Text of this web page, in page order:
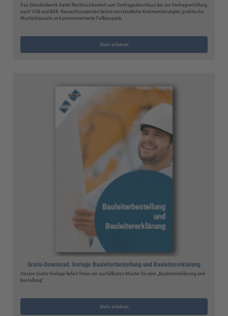
Das Standardwerk bietet Rechtssicherheit vom Vertragsabschluss bis zur Vertragserfüllung
nach VOB und BGB. Baurechtsexperten liefern verständliche Kommentierungen, praktische
Musterklauseln und praxisorientierte Fallbeispiele.
Mehr erfahren
Gratis-Download: Vorlage Bauleiterbestellung und Bauleitererklärung
Unsere Gratis-Vorlage liefert Ihnen ein ausfüllbares Muster für eine „Bauleitererklärung und -
bestellung“.
Mehr erfahren